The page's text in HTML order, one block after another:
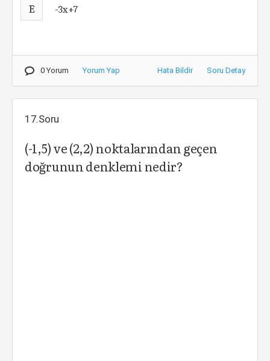
E -3x+7
0 Yorum Yorum Yap Hata Bildir Soru Detay
17.Soru
(-1,5) ve (2,2) noktalarından geçen
doğrunun denklemi nedir?